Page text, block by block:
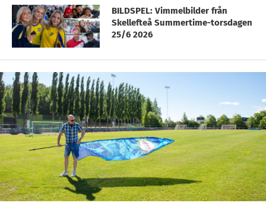
BILDSPEL: Vimmelbilder från
Skellefteå Summertime-torsdagen
25/6 2026